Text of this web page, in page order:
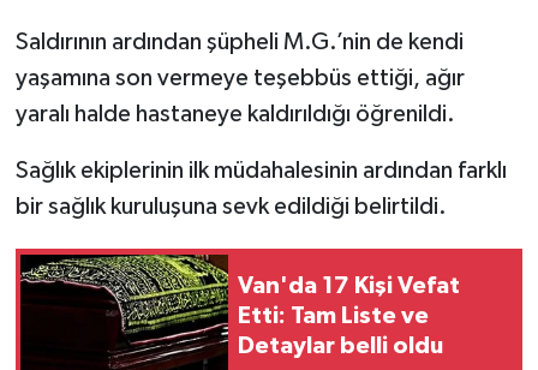
Saldırının ardından şüpheli M.G.’nin de kendi
yaşamına son vermeye teşebbüs ettiği, ağır
yaralı halde hastaneye kaldırıldığı öğrenildi.
Sağlık ekiplerinin ilk müdahalesinin ardından farklı
bir sağlık kuruluşuna sevk edildiği belirtildi.
Van'da 17 Kişi Vefat
Etti: Tam Liste ve
Detaylar belli oldu